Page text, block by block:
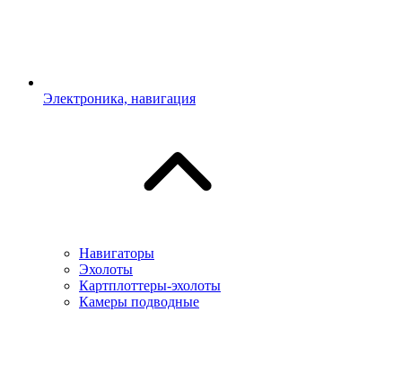
Электроника, навигация
Навигаторы
Эхолоты
Картплоттеры-эхолоты
Камеры подводные